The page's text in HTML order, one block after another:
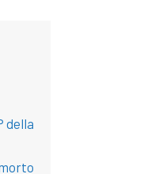
della